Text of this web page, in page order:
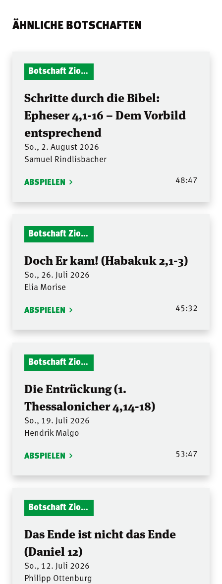
ÄHNLICHE BOTSCHAFTEN
Botschaft Zionshalle
Schritte durch die Bibel:
Epheser 4,1-16 – Dem Vorbild
entsprechend
So., 2. August 2026
Samuel Rindlisbacher
ABSPIELEN 48:47
Botschaft Zionshalle
Doch Er kam! (Habakuk 2,1-3)
So., 26. Juli 2026
Elia Morise
ABSPIELEN 45:32
Botschaft Zionshalle
Die Entrückung (1.
Thessalonicher 4,14-18)
So., 19. Juli 2026
Hendrik Malgo
ABSPIELEN 53:47
Botschaft Zionshalle
Das Ende ist nicht das Ende
(Daniel 12)
So., 12. Juli 2026
Philipp Ottenburg